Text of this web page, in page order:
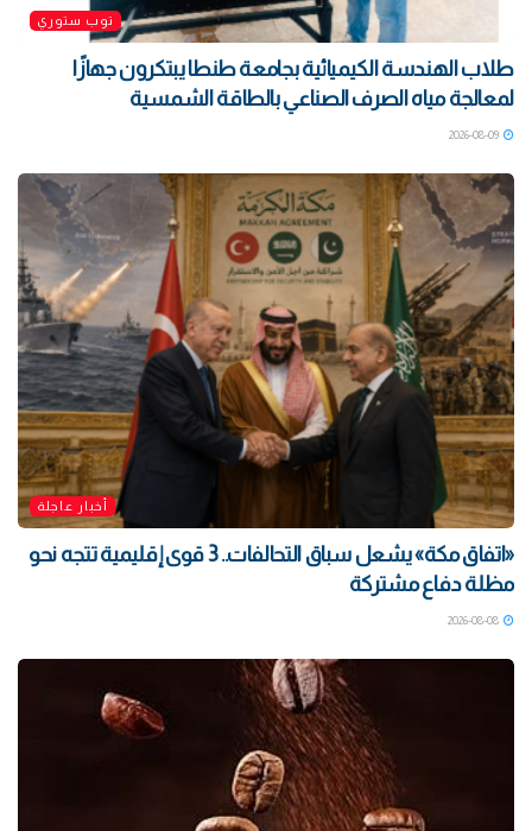
توب ستوري
طلاب الهندسة الكيميائية بجامعة طنطا يبتكرون جهازًا
لمعالجة مياه الصرف الصناعي بالطاقة الشمسية
أخبار عاجلة
«اتفاق مكة» يشعل سباق التحالفات.. 3 قوى إقليمية تتجه نحو
مظلة دفاع مشتركة